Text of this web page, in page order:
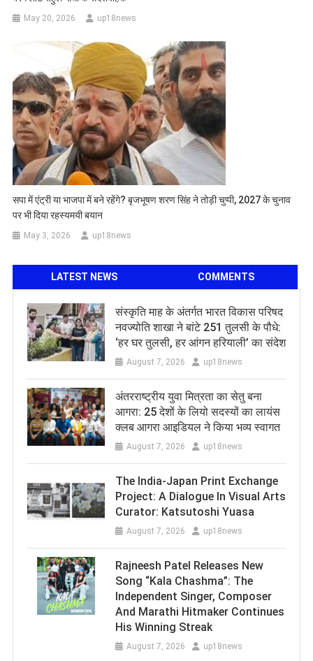
May 20, 2026 up18news
सपा में एंट्री या भाजपा में बने रहेंगे? बृजभूषण शरण सिंह ने तोड़ी चुप्पी, 2027 के चुनाव
पर भी दिया रहस्यमयी बयान
May 3, 2026 up18news
LATEST NEWS COMMENTS
संस्कृति माह के अंतर्गत भारत विकास परिषद
नवज्योति शाखा ने बांटे 251 तुलसी के पौधे:
‘हर घर तुलसी, हर आंगन हरियाली’ का संदेश
August 7, 2026 up18news
अंतरराष्ट्रीय युवा मित्रता का सेतु बना
आगरा: 25 देशों के लियो सदस्यों का लायंस
क्लब आगरा आइडियल ने किया भव्य स्वागत
August 7, 2026 up18news
The India-Japan Print Exchange
Project: A Dialogue In Visual Arts
Curator: Katsutoshi Yuasa
August 7, 2026 up18news
Rajneesh Patel Releases New
Song “Kala Chashma”: The
Independent Singer, Composer
And Marathi Hitmaker Continues
His Winning Streak
August 7, 2026 up18news